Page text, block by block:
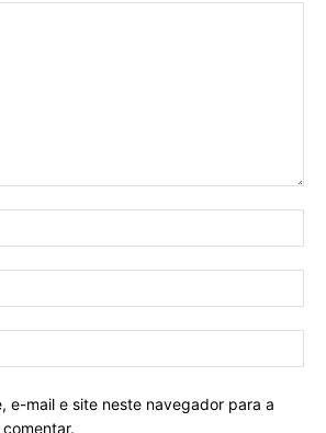
e-mail e site neste navegador para a